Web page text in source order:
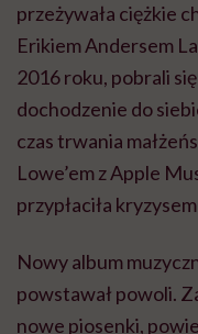
przeżywała ciężkie
Erikiem Andersem
2016 roku, pobrali
dochodzenie do
czas trwania
Lowe’em z Apple
przypłaciła
Nowy album
powstawał powoli.
nowe piosenki,